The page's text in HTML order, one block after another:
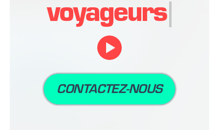
clients
CONTACTEZ-NOUS